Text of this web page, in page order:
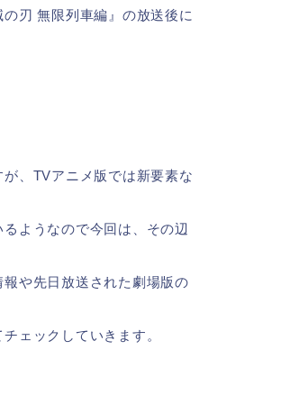
刃 無限列車編』の放送後に
、TVアニメ版では新要素な
ようなので今回は、その辺
や先日放送された劇場版の
ェックしていきます。